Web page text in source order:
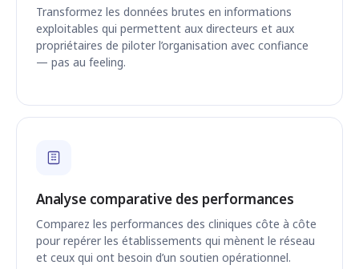
Transformez les données brutes en informations
exploitables qui permettent aux directeurs et aux
propriétaires de piloter l’organisation avec confiance
— pas au feeling.
Analyse comparative des performances
Comparez les performances des cliniques côte à côte
pour repérer les établissements qui mènent le réseau
et ceux qui ont besoin d’un soutien opérationnel.